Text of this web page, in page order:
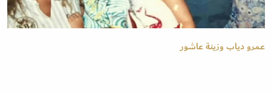
عمرو دياب وزينة عاشور